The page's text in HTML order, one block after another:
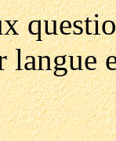
langue